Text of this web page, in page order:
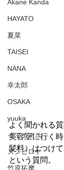
Akane Kanda
HAYATO
夏菜
TAISEI
NANA
幸太郎
OSAKA
yuuka
イマイマユ
ズシヒロヤ
竹原拓摩
よく聞かれる
美容室に行く
髪料）はつけ
という質問。